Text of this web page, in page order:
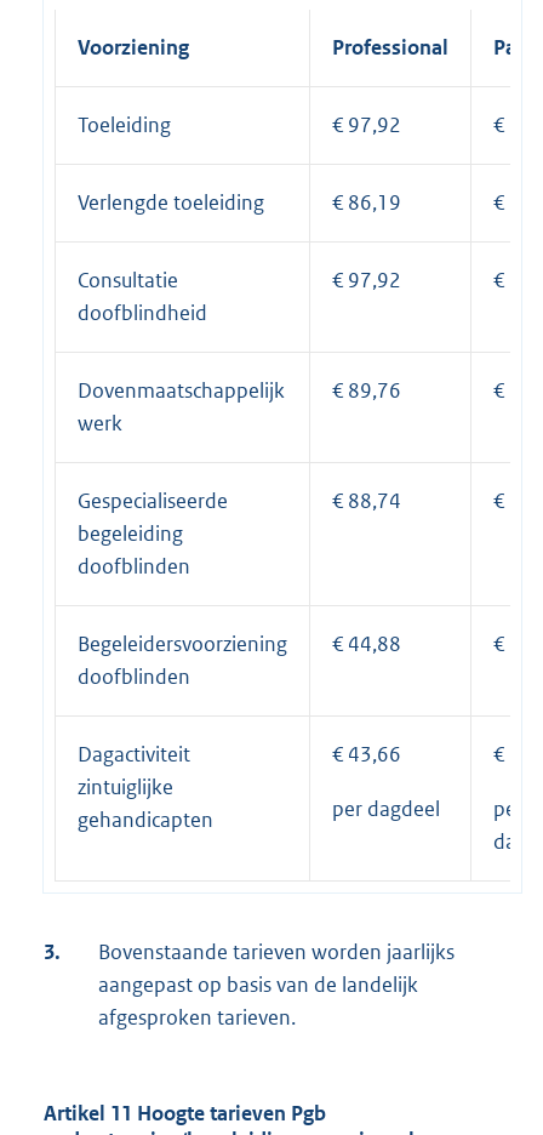
Voorziening Professional
Toeleiding € 97,92 €
Verlengde toeleiding € 86,19 €
Consultatie
doofblindheid
€ 97,92 €
Dovenmaatschappelijk
werk
€ 89,76 €
Gespecialiseerde
begeleiding
doofblinden
€ 88,74 €
Begeleidersvoorziening
doofblinden
€ 44,88 €
Dagactiviteit
zintuiglijke
gehandicapten
€ 43,66
per dagdeel
€
per
3.
Bovenstaande tarieven worden jaarlijks
aangepast op basis van de landelijk
afgesproken tarieven.
Artikel 11 Hoogte tarieven Pgb